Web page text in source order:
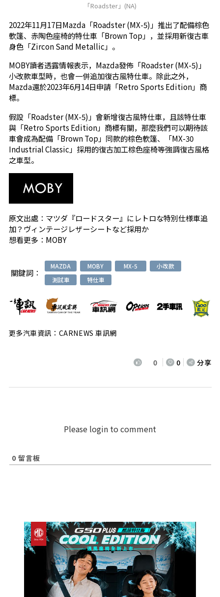
「Roadster」(NA)
2022年11月17日Mazda「Roadster (MX-5)」推出了配備棕色
軟篷、赤陶色座椅的特仕車「Brown Top」，並採用新復古車
身色「Zircon Sand Metallic」。
MOBY讀者透露情報表示，Mazda發佈「Roadster (MX-5)」
小改款車型時，也會一併追加復古風特仕車。除此之外，
Mazda還於2023年6月14日申請「Retro Sports Edition」商
標。
假設「Roadster (MX-5)」會新增復古風特仕車，且該特仕車
與「Retro Sports Edition」商標有關，那麼我們可以期待該
車會成為配備「Brown Top」同款的棕色軟篷、「MX-30
Industrial Classic」採用的復古加工棕色座椅等強調復古風格
之車型。
原文出處： マツダ『ロードスター』にレトロな特別仕様車追
加？ヴィンテージレザーシートなど採用か
想看更多： MOBY
關鍵詞：
MAZDA MOBY MX-5
小改款
測試車
特仕車
更多汽車資訊：CARNEWS 車訊網
0 0 分享
Please login to comment
0 留言板